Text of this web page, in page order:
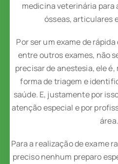
medicina veterinária para
ósseas, articulares
Por ser um exame de
entre outros exames, não
precisar de anestesia, ele
forma de triagem e
saúde. E, justamente por
atenção especial e por
área.
Para a realização de exame
preciso nenhum preparo